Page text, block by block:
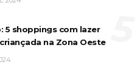
5 shoppings com lazer
na Zona Oeste